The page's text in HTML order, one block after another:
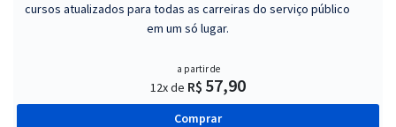
cursos atualizados para todas as carreiras do serviço público
em um só lugar.
a partir de
12x de R$ 57,90
Comprar